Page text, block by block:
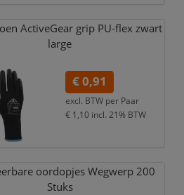
ActiveGear grip PU-flex zwart
large
€ 0,91
excl. BTW per Paar
€ 1,10 incl. 21% BTW
oordopjes Wegwerp 200
Stuks